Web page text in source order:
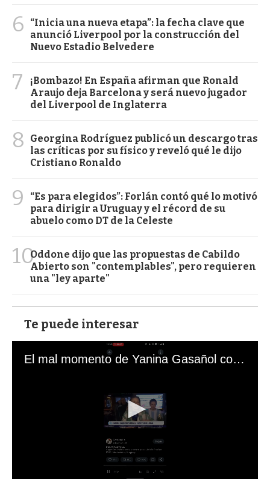
6
“Inicia una nueva etapa”: la fecha clave que
anunció Liverpool por la construcción del
Nuevo Estadio Belvedere
7
¡Bombazo! En España afirman que Ronald
Araujo deja Barcelona y será nuevo jugador
del Liverpool de Inglaterra
8
Georgina Rodríguez publicó un descargo tras
las críticas por su físico y reveló qué le dijo
Cristiano Ronaldo
9
“Es para elegidos”: Forlán contó qué lo motivó
para dirigir a Uruguay y el récord de su
abuelo como DT de la Celeste
10Oddone dijo que las propuestas de Cabildo
Abierto son "contemplables", pero requieren
una "ley aparte"
Te puede interesar
El mal momento de Yanina Gasañol con un hincha argentino en "Subrayado"